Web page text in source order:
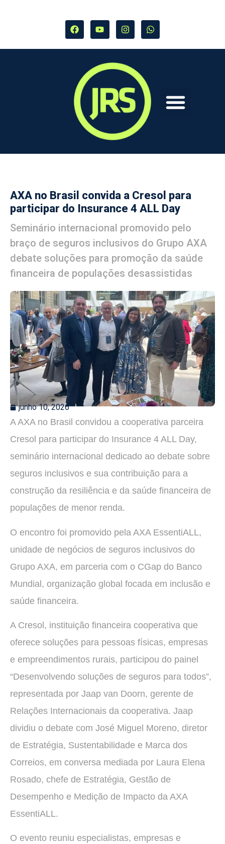
AXA no Brasil convida a Cresol para
participar do Insurance 4 ALL Day
Seminário internacional promovido pelo
braço de seguros inclusivos do Grupo AXA
debate soluções para promoção da saúde
financeira de populações desassistidas
junho 10, 2026
A AXA no Brasil convidou a cooperativa parceira
Cresol para participar do Insurance 4 ALL Day,
seminário internacional dedicado ao debate sobre
seguros inclusivos e sua contribuição para a
construção da resiliência e da saúde financeira de
populações de menor renda.
O encontro foi promovido pela AXA EssentiALL,
unidade de negócios de seguros inclusivos do
Grupo AXA, em parceria com o CGap do Banco
Mundial, organização global focada em inclusão e
saúde financeira.
A Cresol, instituição financeira cooperativa que
oferece soluções para pessoas físicas, empresas
e empreendimentos rurais, participou do painel
“Desenvolvendo soluções de seguros para todos”,
representada por Jaap van Doorn, gerente de
Relações Internacionais da cooperativa. Jaap
dividiu o debate com José Miguel Moreno, diretor
de Estratégia, Sustentabilidade e Marca dos
Correios, em conversa mediada por Laura Elena
Rosado, chefe de Estratégia, Gestão de
Desempenho e Medição de Impacto da AXA
EssentiALL.
O evento reuniu especialistas, empresas e